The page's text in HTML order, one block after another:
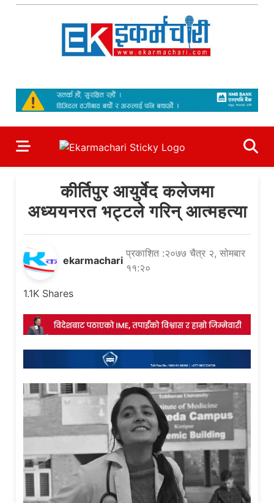
Skip
कीर्तिपुर आयुर्वेद कलेजमा
अध्ययनरत भट्टले गरिन् आत्महत्या
ekarmachari
प्रकाशित :२०७७ चैत्र २, सोमबार
११:२०
1.1K Shares